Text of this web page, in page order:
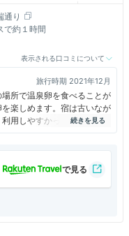
通り
で約１時間
表示される口コミについて
旅行時期 2021年12月
所で温泉卵を食べることが
楽しめます。宿は古いなが
用しやすかったです。お風